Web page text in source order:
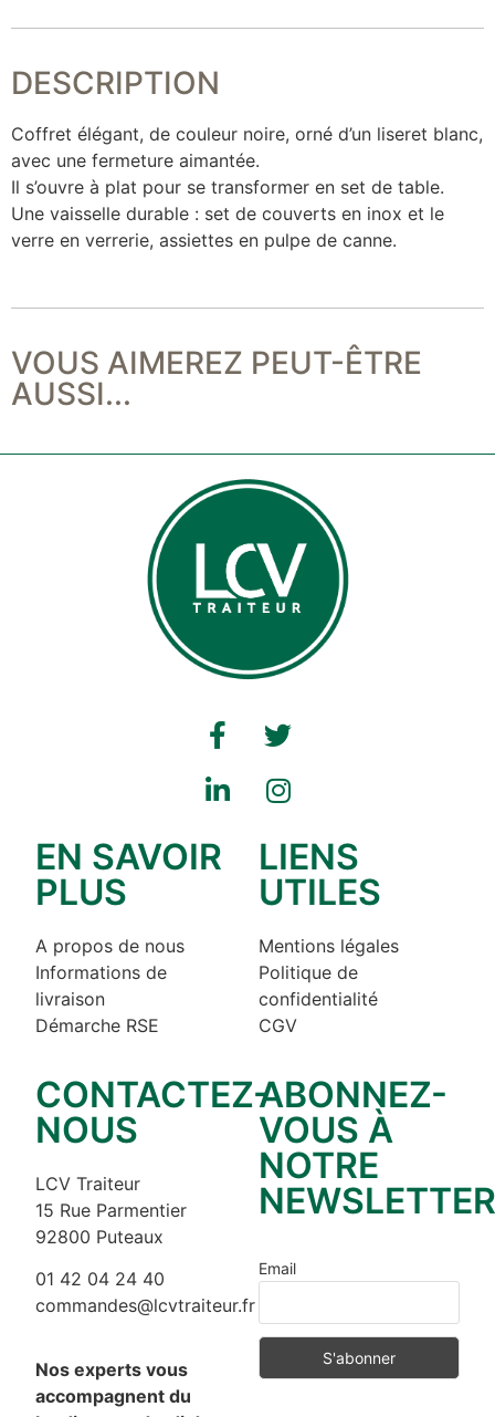
DESCRIPTION
Coffret élégant, de couleur noire, orné d’un liseret blanc,
avec une fermeture aimantée.
Il s’ouvre à plat pour se transformer en set de table.
Une vaisselle durable : set de couverts en inox et le
verre en verrerie, assiettes en pulpe de canne.
VOUS AIMEREZ PEUT-ÊTRE
AUSSI...
EN SAVOIR
PLUS
A propos de nous
Informations de
livraison
Démarche RSE
LIENS
UTILES
Mentions légales
Politique de
confidentialité
CGV
CONTACTEZ-
NOUS
LCV Traiteur
15 Rue Parmentier
92800 Puteaux
01 42 04 24 40
commandes@lcvtraiteur.fr
Nos experts vous
accompagnent du
ABONNEZ-
VOUS À
NOTRE
NEWSLETTER
Email